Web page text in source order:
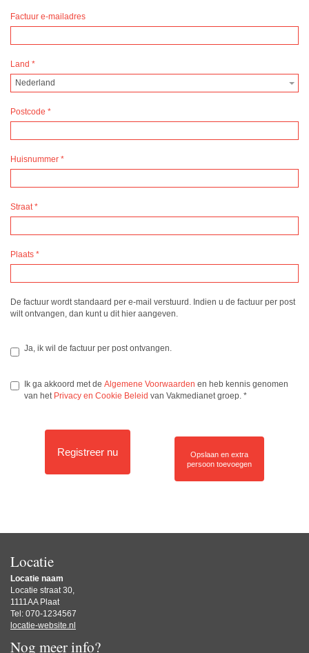
Factuur e-mailadres
Land *
Nederland
Postcode *
Huisnummer *
Straat*
Plaats *
De factuur wordt standaard per e-mail verstuurd. Indien u de factuur per post
wilt ontvangen, dan kunt u dit hier aangeven.
Ja, ik wil de factuur per post ontvangen.
Ik ga akkoord met de Algemene Voorwaarden en heb kennis genomen
van het Privacy en Cookie Beleid van Vakmedianet groep. *
Registreer nu
Opslaan en extra
persoon toevoegen
Locatie
Locatie naam
Locatie straat 30,
1111AA Plaat
Tel: 070-1234567
locatie-website.nl
Nog meer info?